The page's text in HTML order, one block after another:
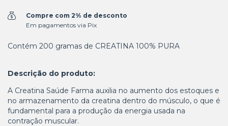
Compre com 2% de desconto
Em pagamentos via Pix
Contém 200 gramas de CREATINA 100% PURA
Descrição do produto:
A Creatina Saúde Farma auxilia no aumento dos estoques e
no armazenamento da creatina dentro do músculo, o que é
fundamental para a produção da energia usada na
contração muscular.